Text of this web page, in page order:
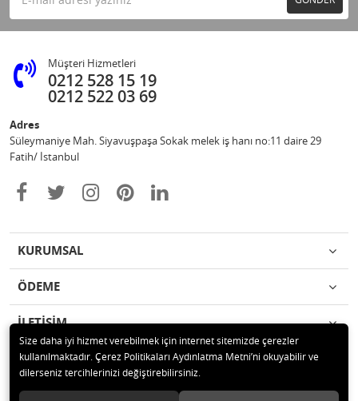
Müşteri Hizmetleri
0212 528 15 19
0212 522 03 69
Adres
Süleymaniye Mah. Siyavuşpaşa Sokak melek iş hanı no:11 daire 29
Fatih/ İstanbul
KURUMSAL
ÖDEME
İLETİŞİM
© 2020 Ufuk Şaka Oyunları ve Parti Malzemeleri Merkezi Tüm hakları
saklıdır.
Size daha iyi hizmet verebilmek için internet sitemizde çerezler
kullanılmaktadır. Çerez Politikaları Aydınlatma Metni’ni okuyabilir ve
dilerseniz tercihlerinizi değiştirebilirsiniz.